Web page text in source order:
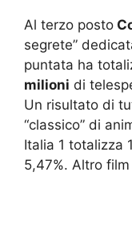
Al terzo posto
segrete”
puntata ha
milioni di
Un risultato di
“classico” di
Italia 1 totalizza
5,47%. Altro